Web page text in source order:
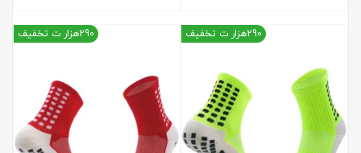
290هزار ت تخفیف 290هزار ت تخفیف